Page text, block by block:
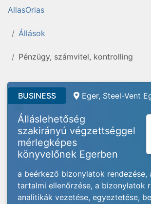
AllasOrias
Állások
Pénzügy, számvitel, kontrolling
BUSINESS Eger, Steel-Vent
Álláslehetőség
szakirányú végzettséggel
mérlegképes
könyvelőnek Egerben
a beérkező bizonylatok rendezése,
tartalmi ellenőrzése, a bizonylatok
analitikák vezetése, egyeztetése,